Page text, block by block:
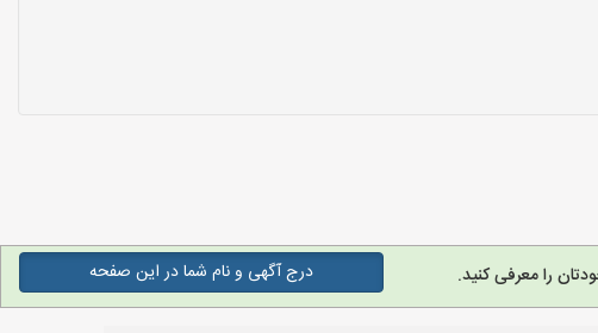
را معرفی کنید. درج آگهی و نام شما در این صفحه